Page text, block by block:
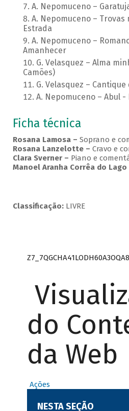
A. Nepomuceno –
A. Nepomuceno – Trovas
Estrada
A. Nepomuceno –
Amanhecer
G. Velasquez – Alma
Camões)
G. Velasquez –
A. Nepomuceno – Abul
Ficha técnica
Rosana Lamosa – Soprano e
Rosana Lanzelotte – Cravo e
Clara Sverner – Piano e
Manoel Aranha Corrêa do Lago
Classificação:LIVRE
do
da Web
Ações
NESTA SEÇÃO